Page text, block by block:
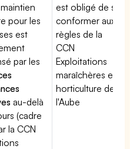
pour les
est
par les
au-delà
(cadre
la CCN
est obligé de se
conformer aux
règles de la
CCN
Exploitations
maraîchères et
horticulture de
l'Aube